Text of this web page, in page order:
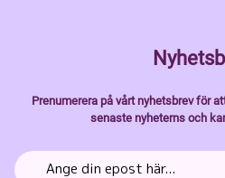
Prenumerera på vårt nyhetsbrev för
senaste nyheterns och